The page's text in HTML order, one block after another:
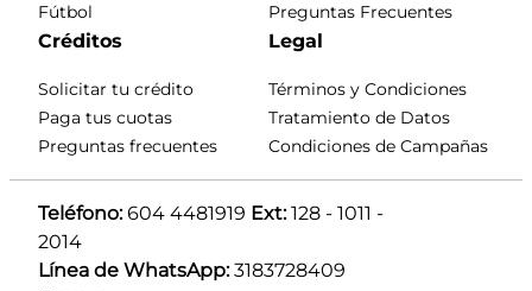
Fútbol
Preguntas Frecuentes
Créditos
Solicitar tu crédito
Paga tus cuotas
Preguntas frecuentes
Legal
Términos y Condiciones
Tratamiento de Datos
Condiciones de Campañas
Teléfono: 604 4481919 Ext: 128 - 1011 -
2014
Línea de WhatsApp: 3183728409